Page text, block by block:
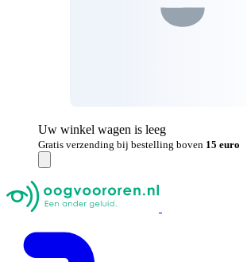
Uw winkel wagen is leeg
Gratis verzending bij bestelling boven 15 euro